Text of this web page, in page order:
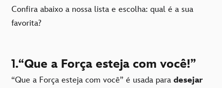
Confira abaixo a nossa lista e escolha: qual é a sua
favorita?
1.“Que a Força esteja com você!”
“Que a Força esteja com você” é usada para desejar